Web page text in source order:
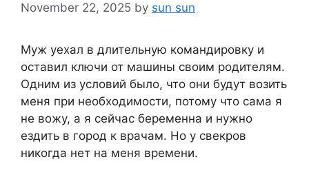
November 22, 2025 by sun sun
Муж уехал в длительную командировку и
оставил ключи от машины своим родителям.
Одним из условий было, что они будут возить
меня при необходимости, потому что сама я
не вожу, а я сейчас беременна и нужно
ездить в город к врачам. Но у свекров
никогда нет на меня времени.